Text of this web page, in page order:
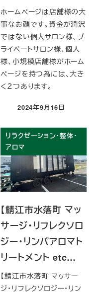
ホームページは店舗様の大
事なお顔です。資金が潤沢
ではない個人サロン様、プ
ライベートサロン様、個人
様、小規模店舗様がホーム
ページを持つ為には、大き
く２つあります。
投稿日
2024年9月16日
リラクゼーション・整体・
アロマ
【鯖江市水落町 マッ
サージ・リフレクソロ
ジー・リンパアロマト
リートメント etc…
【鯖江市水落町 マッサー
ジ・リフレクソロジー・リン